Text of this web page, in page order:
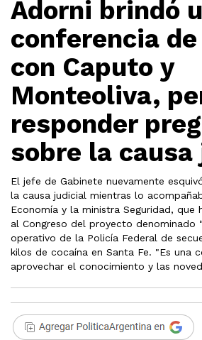
Adorni brindó
conferencia
con Caputo y
Monteoliva,
responder
sobre la
El jefe de Gabinete nuevamente
la causa judicial mientras lo
Economía y la ministra Seguridad, que
al Congreso del proyecto denominado
operativo de la Policía Federal de
kilos de cocaína en Santa Fe. "Es una
aprovechar el conocimiento y las